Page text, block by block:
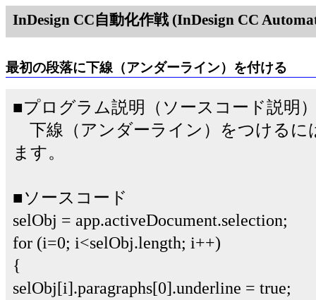
InDesign CC自動化作戦 (InDesign CC
最初の段落に下線（アンダーライン）を付ける
■プログラム説明（ソースコード説明
下線（アンダーライン）をつけるに
ます。
■ソースコード
selObj = app.activeDocument.selection;
for (i=0; i<selObj.length; i++)
{
selObj[i].paragraphs[0].underline = true;